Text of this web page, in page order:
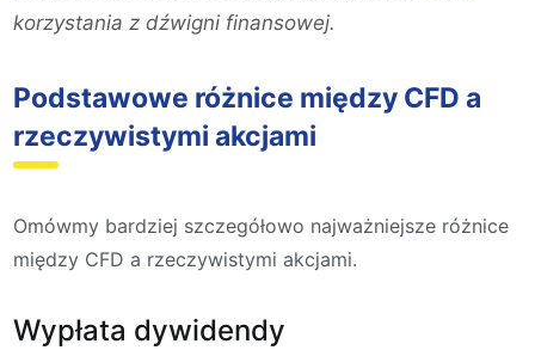
korzystania z dźwigni finansowej.
Podstawowe różnice między CFD a
rzeczywistymi akcjami
Omówmy bardziej szczegółowo najważniejsze różnice
między CFD a rzeczywistymi akcjami.
Wypłata dywidendy